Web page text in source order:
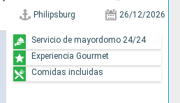
Philipsburg 26/12/2026
Servicio de mayordomo 24/24
Experiencia Gourmet
Comidas incluidas